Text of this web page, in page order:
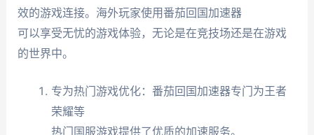
效的游戏连接。海外玩家使用番茄回国加速器
可以享受无忧的游戏体验，无论是在竞技场还是在游戏
的世界中。
专为热门游戏优化：番茄回国加速器专门为王者
荣耀等
热门国服游戏提供了优质的加速服务。